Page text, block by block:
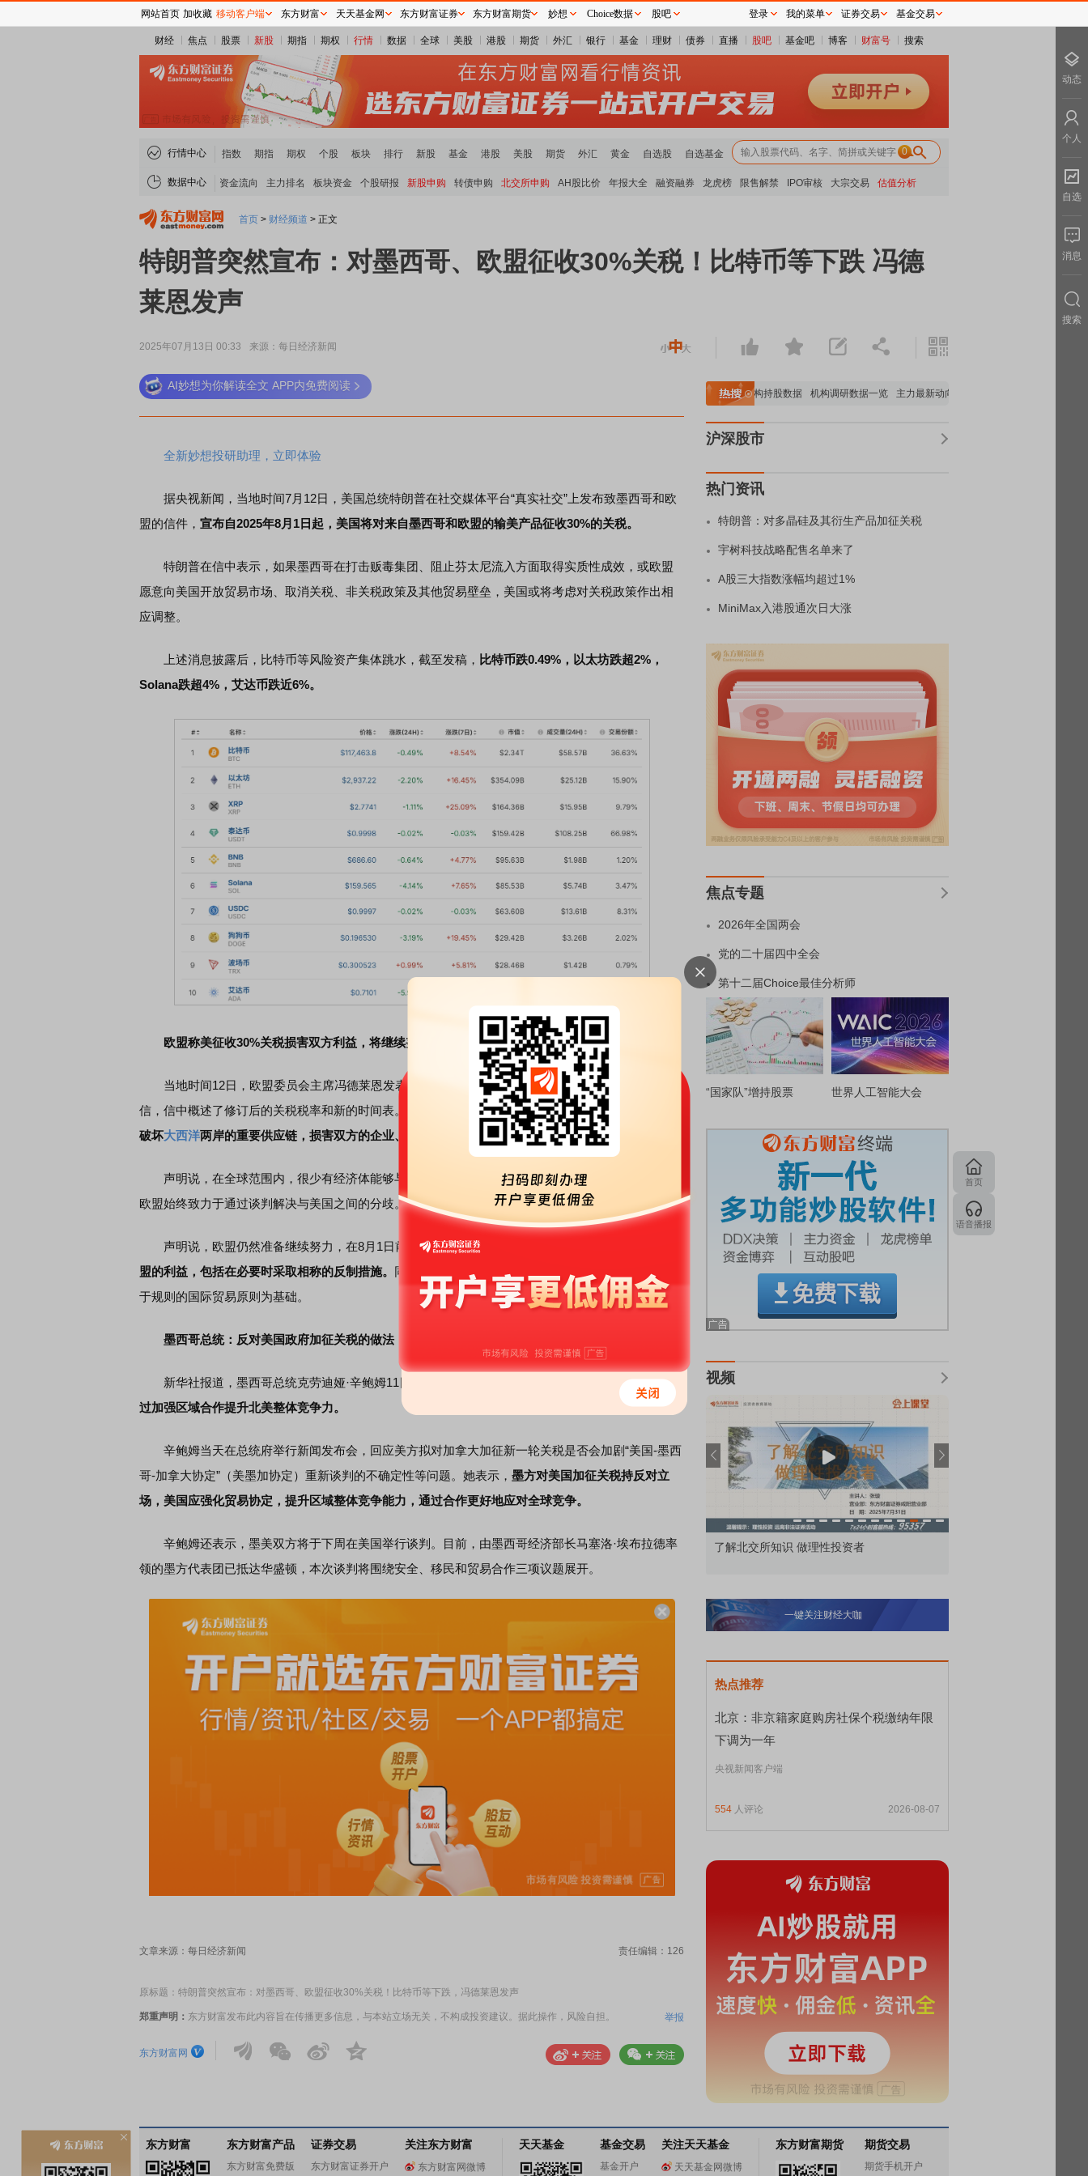
财经 焦点 股票 新股 期指 期权 行情 数据 全球 美股 港股 期货 外汇 银行 基金 理财 债券 直播 股吧 基金吧 博客 财富号 搜索
行情中心 指数 期指 期权 个股 板块 排行 新股 基金 港股 美股 期货 外汇 黄金 自选股 自选基金 0
数据中心 资金流向 主力排名 板块资金 个股研报 新股申购 转债申购 北交所申购 AH股比价 年报大全 融资融券 龙虎榜 限售解禁 IPO审核 大宗交易 估值分析
首页 > 财经频道 > 正文
特朗普突然宣布：对墨西哥、欧盟征收30%关税！比特币等下跌 冯德
莱恩发声
2025年07月13日 00:33 来源：每日经济新闻
AI妙想为你解读全文 APP内免费阅读
全新妙想投研助理，立即体验
据央视新闻，当地时间7月12日，美国总统特朗普在社交媒体平台“真实社交”上发布致墨西哥和欧
盟的信件， 宣布自2025年8月1日起，美国将对来自墨西哥和欧盟的输美产品征收30%的关税。
特朗普在信中表示，如果墨西哥在打击贩毒集团、阻止芬太尼流入方面取得实质性成效，或欧盟
愿意向美国开放贸易市场、取消关税、非关税政策及其他贸易壁垒，美国或将考虑对关税政策作出相
应调整。
上述消息披露后，比特币等风险资产集体跳水，截至发稿， 比特币跌0.49%，以太坊跌超2%，
Solana跌超4%，艾达币跌近6%。
欧盟称美征收30%关税损害双方利益，将继续努力达成协议
当地时间12日，欧盟委员会主席冯德莱恩发表声明说，欧盟注意到美国总统特朗普发来的一封
信，信中概述了修订后的关税税率和新的时间表。声明表示，
美国对欧盟出口产品征收30%的关税将
破坏大西洋两岸的重要供应链，损害双方的企业、消费者和患者利益。
声明说，在全球范围内，很少有经济体能够与欧盟在开放程度和遵守公平贸易规则方面相匹敌。
欧盟始终致力于通过谈判解决与美国之间的分歧。
声明说，欧盟仍然准备继续努力，在8月1日前达成协议。与此同时，
盟的利益，包括在必要时采取相称的反制措施。
同时，欧盟也将继续深化全球伙伴关系，坚定地以基
于规则的国际贸易原则为基础。
墨西哥总统：反对美国政府加征关税的做法
新华社报道，墨西哥总统克劳迪娅·辛鲍姆11日表示，
墨方反对美国政府加征关税的做法，呼吁通
过加强区域合作提升北美整体竞争力。
辛鲍姆当天在总统府举行新闻发布会，回应美方拟对加拿大加征新一轮关税是否会加剧“美国-墨西
哥-加拿大协定”（美墨加协定）重新谈判的不确定性等问题。她表示， 墨方对美国加征关税持反对立
场，美国应强化贸易协定，提升区域整体竞争能力，通过合作更好地应对全球竞争。
辛鲍姆还表示，墨美双方将于下周在美国举行谈判。目前，由墨西哥经济部长马塞洛·埃布拉德率
领的墨方代表团已抵达华盛顿，本次谈判将围绕安全、移民和贸易合作三项议题展开。
文章来源：每日经济新闻 责任编辑：126
原标题：特朗普突然宣布：对墨西哥、欧盟征收30%关税！比特币等下跌，冯德莱恩发声
郑重声明： 东方财富发布此内容旨在传播更多信息，与本站立场无关，不构成投资建议。据此操作，风险自担。 举报
东方财富网
稀土板块领涨 重要机构持股数据 机构调研数据一览 主力最新动向
沪深股市
热门资讯
特朗普：对多晶硅及其衍生产品加征关税
宇树科技战略配售名单来了
A股三大指数涨幅均超过1%
MiniMax入港股通次日大涨
焦点专题
2026年全国两会
党的二十届四中全会
第十二届Choice最佳分析师
“国家队”增持股票 世界人工智能大会
视频
首席连线｜东方财富证券陈果：A股再平衡的
风，将吹向何处
债券知识通识：从基础认知到特色品种 了解北交所知识 做理性投资者
一键关注财经大咖
热点推荐
北京：非京籍家庭购房社保个税缴纳年限
下调为一年
央视新闻客户端
554 人评论 2026-08-07
首页
语音播报
东方财富 东方财富产品
东方财富免费版
证券交易
东方财富证券开户
关注东方财富
东方财富网微博
天天基金 基金交易
基金开户
关注天天基金
天天基金网微博
东方财富期货 期货交易
期货手机开户
网站首页 加收藏 移动客户端 东方财富 天天基金网 东方财富证券 东方财富期货 妙想 Choice数据 股吧 登录 我的菜单 证券交易 基金交易
动态
个人
自选
消息
搜索